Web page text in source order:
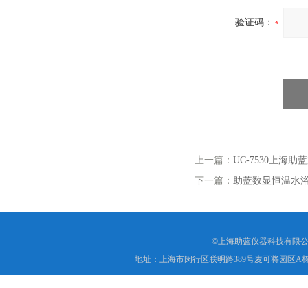
验证码：
上一篇： UC-7530上海助
下一篇： 助蓝数显恒温水
©上海助蓝仪器科技有限
地址：上海市闵行区联明路389号麦可将园区A